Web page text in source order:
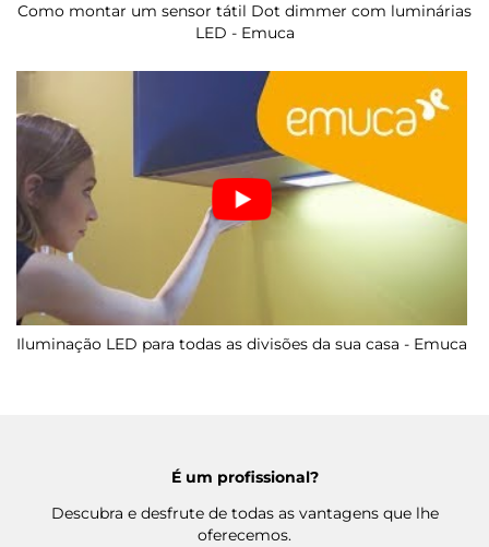
Como montar um sensor tátil Dot dimmer com luminárias
LED - Emuca
Iluminação LED para todas as divisões da sua casa - Emuca
É um profissional?
Descubra e desfrute de todas as vantagens que lhe
oferecemos.